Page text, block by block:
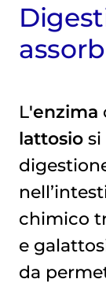
L'enzima
lattosiosi
chimico
e
da